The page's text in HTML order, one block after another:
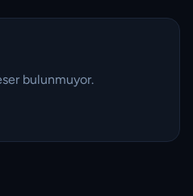
bulunmuyor.